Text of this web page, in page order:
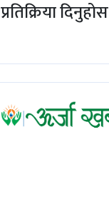
प्रतिक्रिया दिनुहोस